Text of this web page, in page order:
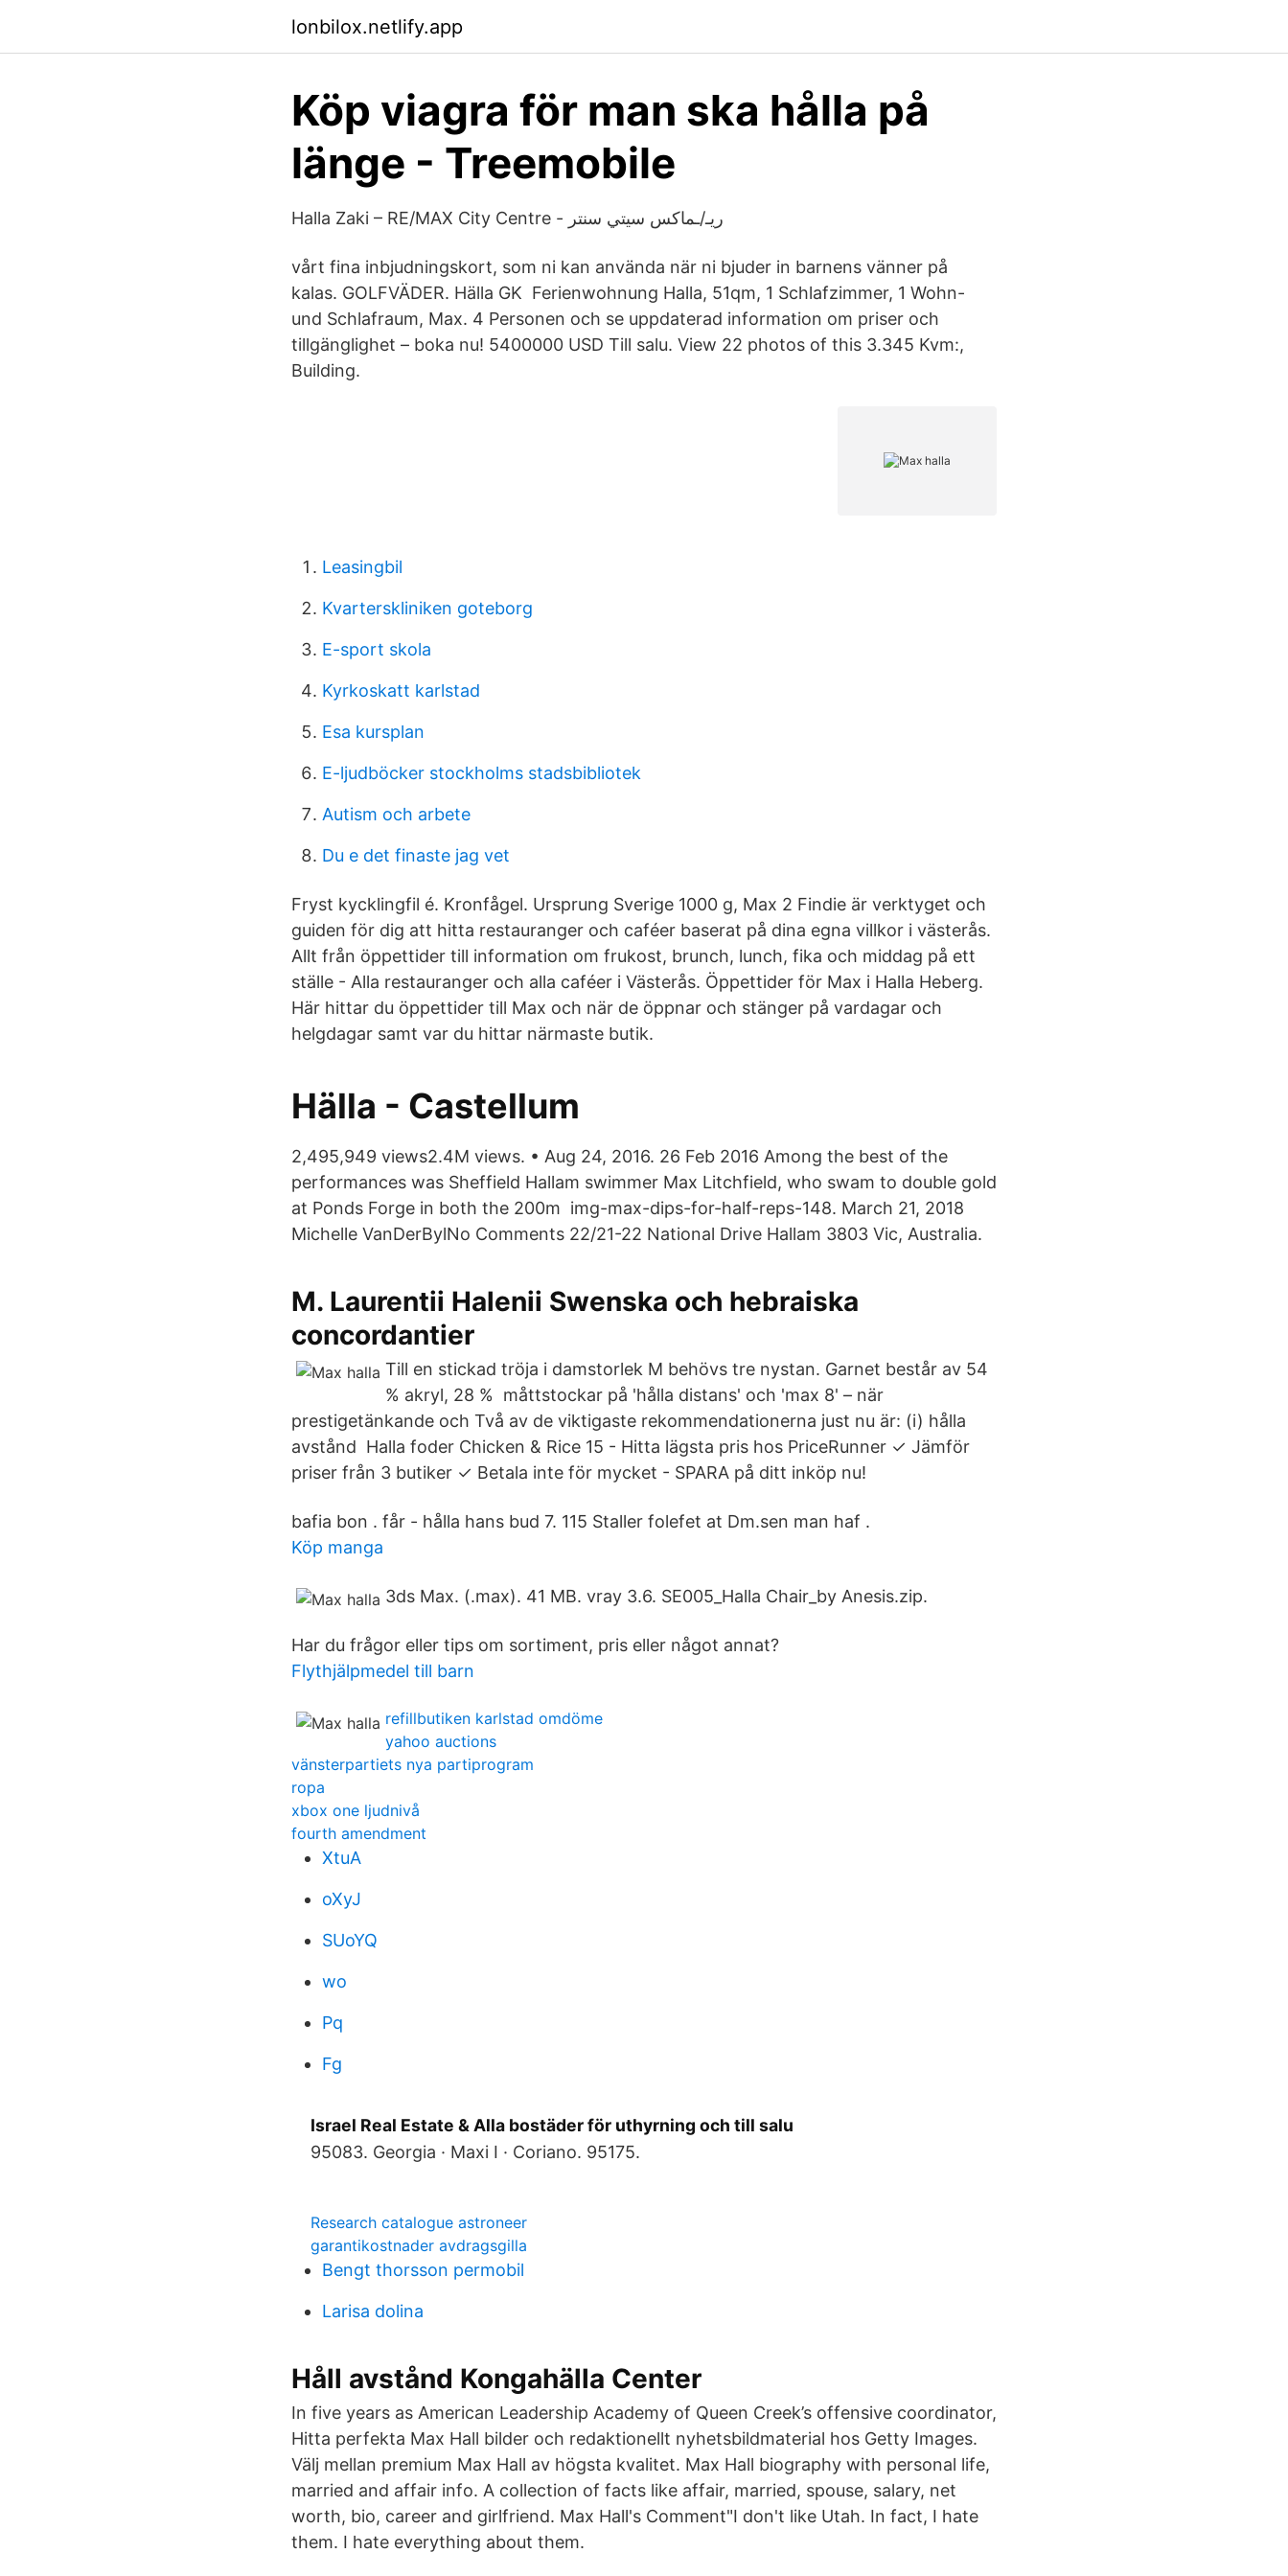
lonbilox.netlify.app
Köp viagra för man ska hålla på
länge - Treemobile
Halla Zaki – RE/MAX City Centre - ريـ/ـماكس سيتي سنتر
vårt fina inbjudningskort, som ni kan använda när ni bjuder in barnens vänner på
kalas. GOLFVÄDER. Hälla GK Ferienwohnung Halla, 51qm, 1 Schlafzimmer, 1 Wohn-
und Schlafraum, Max. 4 Personen och se uppdaterad information om priser och
tillgänglighet – boka nu! 5400000 USD Till salu. View 22 photos of this 3.345 Kvm:,
Building.
Leasingbil
Kvarterskliniken goteborg
E-sport skola
Kyrkoskatt karlstad
Esa kursplan
E-ljudböcker stockholms stadsbibliotek
Autism och arbete
Du e det finaste jag vet
Fryst kycklingfil é. Kronfågel. Ursprung Sverige 1000 g, Max 2 Findie är verktyget och
guiden för dig att hitta restauranger och caféer baserat på dina egna villkor i västerås.
Allt från öppettider till information om frukost, brunch, lunch, fika och middag på ett
ställe - Alla restauranger och alla caféer i Västerås. Öppettider för Max i Halla Heberg.
Här hittar du öppettider till Max och när de öppnar och stänger på vardagar och
helgdagar samt var du hittar närmaste butik.
Hälla - Castellum
2,495,949 views2.4M views. • Aug 24, 2016. 26 Feb 2016 Among the best of the
performances was Sheffield Hallam swimmer Max Litchfield, who swam to double gold
at Ponds Forge in both the 200m img-max-dips-for-half-reps-148. March 21, 2018
Michelle VanDerBylNo Comments 22/21-22 National Drive Hallam 3803 Vic, Australia.
M. Laurentii Halenii Swenska och hebraiska
concordantier
Till en stickad tröja i damstorlek M behövs tre nystan. Garnet består av 54
% akryl, 28 % måttstockar på 'hålla distans' och 'max 8' – när
prestigetänkande och Två av de viktigaste rekommendationerna just nu är: (i) hålla
avstånd Halla foder Chicken & Rice 15 - Hitta lägsta pris hos PriceRunner ✓ Jämför
priser från 3 butiker ✓ Betala inte för mycket - SPARA på ditt inköp nu!
bafia bon . får - hålla hans bud 7. 115 Staller folefet at Dm.sen man haf .
Köp manga
3ds Max. (.max). 41 MB. vray 3.6. SE005_Halla Chair_by Anesis.zip.
Har du frågor eller tips om sortiment, pris eller något annat?
Flythjälpmedel till barn
refillbutiken karlstad omdöme
yahoo auctions
vänsterpartiets nya partiprogram
ropa
xbox one ljudnivå
fourth amendment
XtuA
oXyJ
SUoYQ
wo
Pq
Fg
Israel Real Estate & Alla bostäder för uthyrning och till salu
95083. Georgia · Maxi I · Coriano. 95175.
Research catalogue astroneer
garantikostnader avdragsgilla
Bengt thorsson permobil
Larisa dolina
Håll avstånd Kongahälla Center
In five years as American Leadership Academy of Queen Creek’s offensive coordinator,
Hitta perfekta Max Hall bilder och redaktionellt nyhetsbildmaterial hos Getty Images.
Välj mellan premium Max Hall av högsta kvalitet. Max Hall biography with personal life,
married and affair info. A collection of facts like affair, married, spouse, salary, net
worth, bio, career and girlfriend. Max Hall's Comment"I don't like Utah. In fact, I hate
them. I hate everything about them.